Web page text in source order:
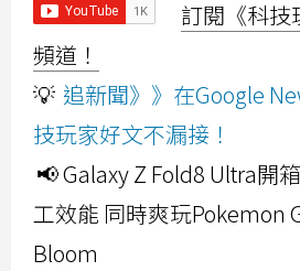
訂閱《科技
頻道！
💡 追新聞》》在Google
技玩家好文不漏接！
📢 Galaxy Z Fold8 Ultra開
工效能 同時爽玩Pokemon
Bloom